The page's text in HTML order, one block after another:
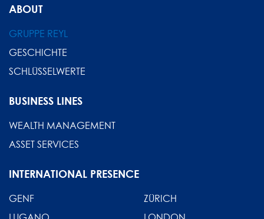
ABOUT
GRUPPE REYL
GESCHICHTE
SCHLÜSSELWERTE
BUSINESS LINES
WEALTH MANAGEMENT
ASSET SERVICES
INTERNATIONAL PRESENCE
GENF
ZÜRICH